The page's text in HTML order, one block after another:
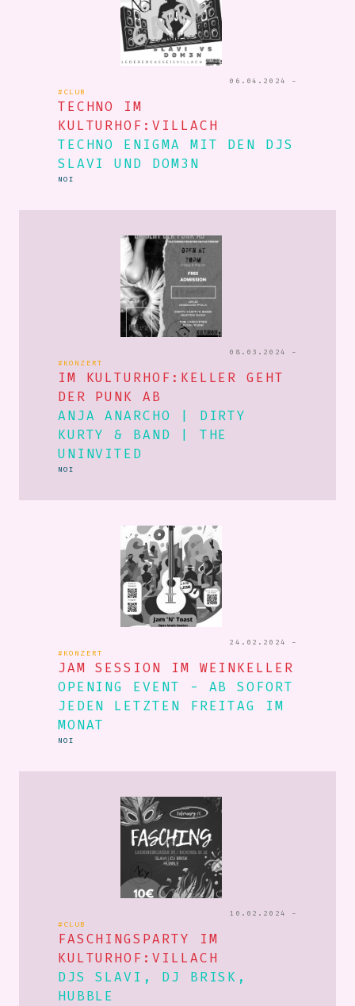
06.04.2024 -
#CLUB
TECHNO IM
KULTURHOF:VILLACH
TECHNO ENIGMA MIT DEN DJS
SLAVI UND DOM3N
NOI
08.03.2024 -
#KONZERT
IM KULTURHOF:KELLER GEHT
DER PUNK AB
ANJA ANARCHO | DIRTY
KURTY & BAND | THE
UNINVITED
NOI
24.02.2024 -
#KONZERT
JAM SESSION IM WEINKELLER
OPENING EVENT - AB SOFORT
JEDEN LETZTEN FREITAG IM
MONAT
NOI
10.02.2024 -
#CLUB
FASCHINGSPARTY IM
KULTURHOF:VILLACH
DJS SLAVI, DJ BRISK,
HUBBLE